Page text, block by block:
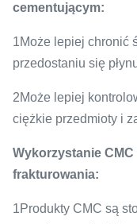
cementującym:
1Może lepiej chronić
przedostaniu się
2Może lepiej
ciężkie przedmioty i
Wykorzystanie
frakturowania:
1Produkty CMC są